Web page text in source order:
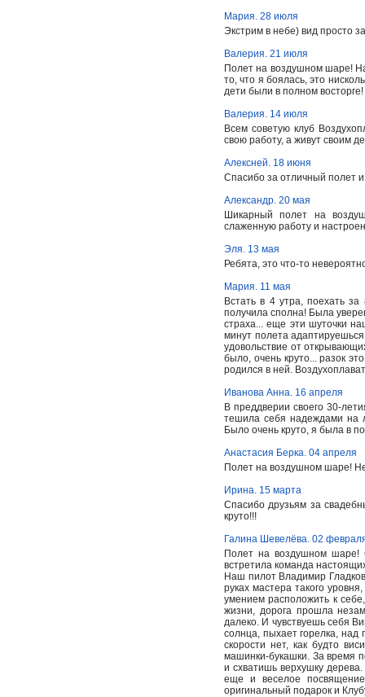
Мария. 28 июля
Экстрим в небе) вид просто
Валерия. 21 июля
Полет на воздушном шаре!
то, что я боялась, это
дети были в полном
Валерия. 14 июля
Всем советую клуб
свою работу, а живут своим
Алексней. 18 июня
Спасибо за отличный полет
Александр. 20 мая
Шикарный полет на
слаженную работу и
Эля. 13 мая
Ребята, это что-то
Мария. 11 мая
Встать в 4 утра, поехать
получила сполна! Была
страха... еще эти шуточки
минут полета
удовольствие от
было, очень круто... разок
родился в ней.
Иванова Анна. 16 апреля
В преддверии своего 30-
тешила себя надеждами на
Было очень круто, я была в
Анастасия Берка. 04 апреля
Полет на воздушном шаре!
Ирина. 15 марта
Спасибо друзьям за
круто!!!
Галина Шевелёва. 02
Полет на воздушном шаре!
встретила команда
Наш пилот Владимир
руках мастера такого
умением расположить к
жизни, дорога прошла
далеко. И чувствуешь себя
солнца, пыхает горелка,
скорости нет, как будто
машинки-букашки. За время
и схватишь верхушку
еще и веселое
оригинальный подарок и